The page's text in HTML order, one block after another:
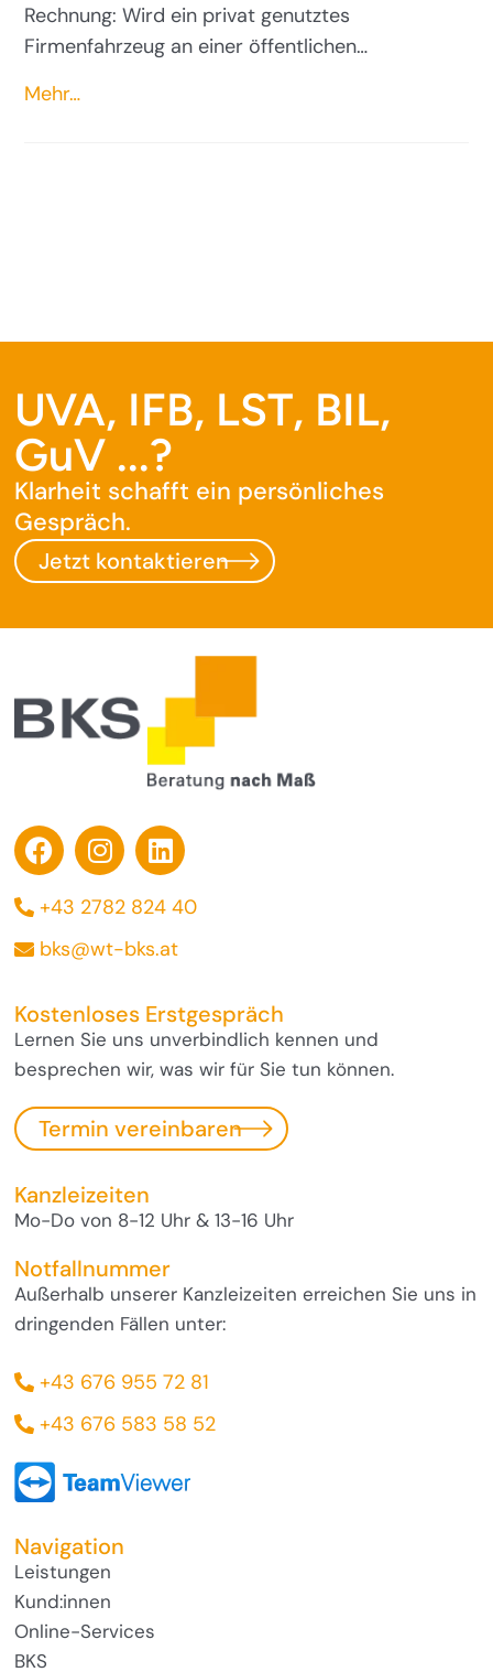
Rechnung: Wird ein privat genutztes
Firmenfahrzeug an einer öffentlichen…
Mehr…
UVA, IFB, LST, BIL,
GuV ...?
Klarheit schafft ein persönliches
Gespräch.
Jetzt kontaktieren
+43 2782 824 40
bks@wt-bks.at
Kostenloses Erstgespräch
Lernen Sie uns unverbindlich kennen und
besprechen wir, was wir für Sie tun können.
Termin vereinbaren
Kanzleizeiten
Mo-Do von 8-12 Uhr & 13-16 Uhr
Notfallnummer
Außerhalb unserer Kanzleizeiten erreichen Sie uns in
dringenden Fällen unter:
+43 676 955 72 81
+43 676 583 58 52
Navigation
Leistungen
Kund:innen
Online-Services
BKS